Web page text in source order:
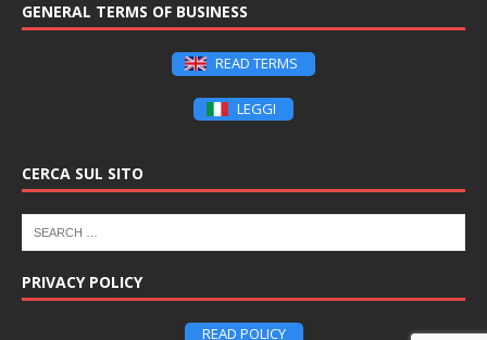
GENERAL TERMS OF BUSINESS
READ TERMS
LEGGI
CERCA SUL SITO
PRIVACY POLICY
READ POLICY